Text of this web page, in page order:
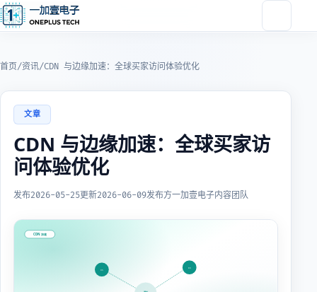
首页/资讯/CDN 与边缘加速：全球买家访问体验优化
文章
CDN 与边缘加速：全球买家访
问体验优化
发布2026-05-25更新2026-06-09发布方一加壹电子内容团队